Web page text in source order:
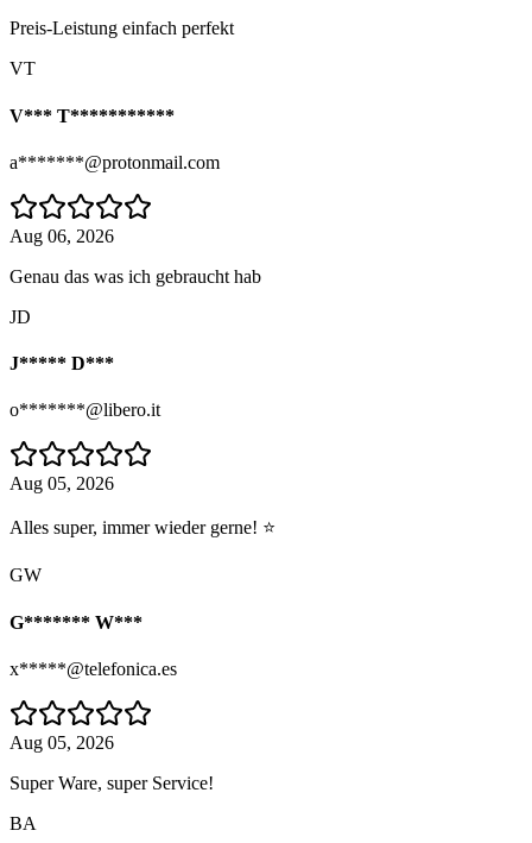
Preis-Leistung einfach perfekt
VT
V*** T***********
a*******@protonmail.com
Aug 06, 2026
Genau das was ich gebraucht hab
JD
J***** D***
o*******@libero.it
Aug 05, 2026
Alles super, immer wieder gerne! ⭐
GW
G******* W***
x*****@telefonica.es
Aug 05, 2026
Super Ware, super Service!
BA